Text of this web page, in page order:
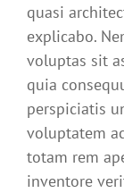
quasi
explicabo.
voluptas sit
quia
perspiciatis
voluptatem
totam rem
inventore